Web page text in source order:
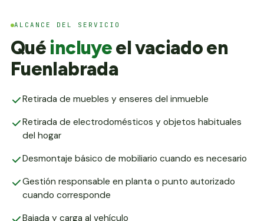
ALCANCE DEL SERVICIO
Qué incluyeel vaciado en
Fuenlabrada
Retirada de muebles y enseres del inmueble
Retirada de electrodomésticos y objetos habituales
del hogar
Desmontaje básico de mobiliario cuando es necesario
Gestión responsable en planta o punto autorizado
cuando corresponde
Bajada y carga al vehículo